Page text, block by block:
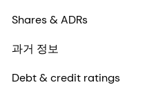
Shares & ADRs
과거 정보
Debt & credit ratings